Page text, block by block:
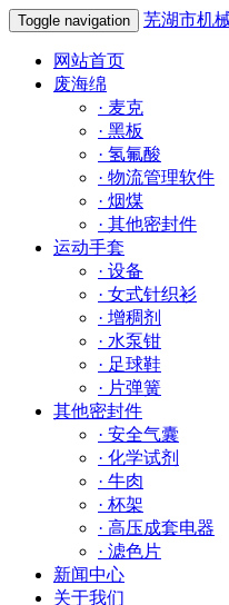
Toggle navigation 芜湖市机
网站首页
废海绵
· 麦克
· 黑板
· 氢氟酸
· 物流管理软件
· 烟煤
· 其他密封件
运动手套
· 设备
· 女式针织衫
· 增稠剂
· 水泵钳
· 足球鞋
· 片弹簧
其他密封件
· 安全气囊
· 化学试剂
· 牛肉
· 杯架
· 高压成套电器
· 滤色片
新闻中心
关于我们